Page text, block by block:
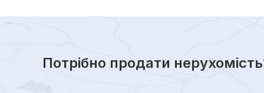
Потрібно продати